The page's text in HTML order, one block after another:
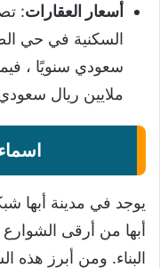
أسعار العقارات:
سعودي سنويًا ، فيما
ملايين ريال
يوجد في مدينة أبها
أبها من أرقى
البناء. ومن أبرز هذه